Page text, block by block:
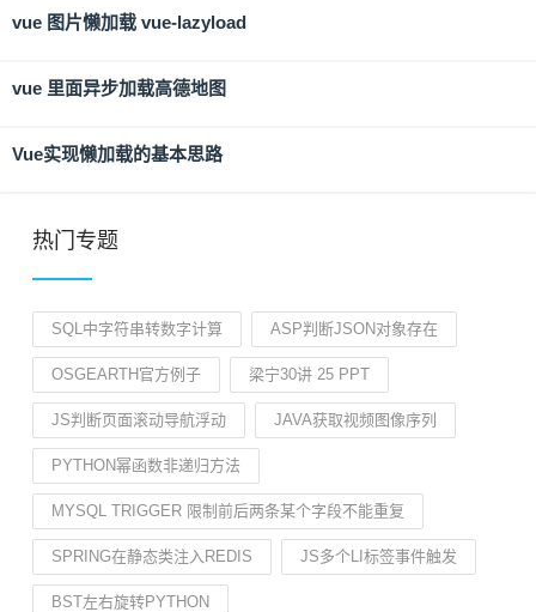
vue 图片懒加载 vue-lazyload
vue 里面异步加载高德地图
Vue实现懒加载的基本思路
热门专题
SQL中字符串转数字计算 ASP判断JSON对象存在
OSGEARTH官方例子 梁宁30讲 25 PPT
JS判断页面滚动导航浮动 JAVA获取视频图像序列
PYTHON幂函数非递归方法
MYSQL TRIGGER 限制前后两条某个字段不能重复
SPRING在静态类注入REDIS JS多个LI标签事件触发
BST左右旋转PYTHON